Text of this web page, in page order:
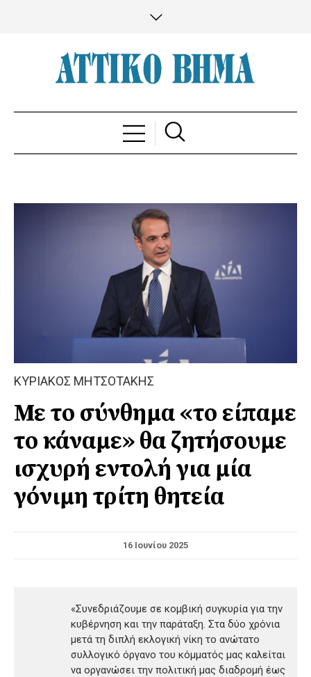
ΚΥΡΙΑΚΟΣ ΜΗΤΣΟΤΑΚΗΣ
Με το σύνθημα «το είπαμε
το κάναμε» θα ζητήσουμε
ισχυρή εντολή για μία
γόνιμη τρίτη θητεία
16 Ιουνίου 2025
«Συνεδριάζουμε σε κομβική συγκυρία για την
κυβέρνηση και την παράταξη. Στα δύο χρόνια
μετά τη διπλή εκλογική νίκη το ανώτατο
συλλογικό όργανο του κόμματός μας καλείται
να οργανώσει την πολιτική μας διαδρομή έως